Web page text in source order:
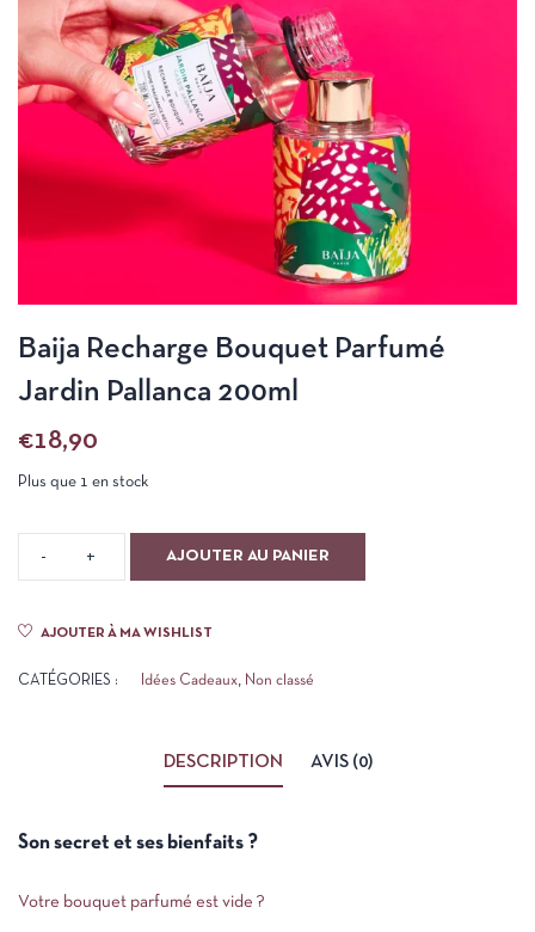
Baija Recharge Bouquet Parfumé
Jardin Pallanca 200ml
€18,90
Plus que 1 en stock
AJOUTER AU PANIER
AJOUTER À MA WISHLIST
CATÉGORIES : Idées Cadeaux, Non classé
DESCRIPTION AVIS (0)
Son secret et ses bienfaits ?
Votre bouquet parfumé est vide ?